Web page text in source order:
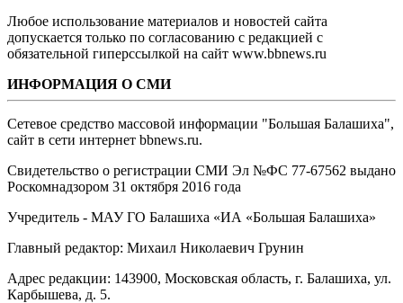
Любое использование материалов и новостей сайта
допускается только по согласованию с редакцией с
обязательной гиперссылкой на сайт www.bbnews.ru
ИНФОРМАЦИЯ О СМИ
Сетевое средство массовой информации "Большая Балашиха",
сайт в сети интернет bbnews.ru.
Свидетельство о регистрации СМИ Эл №ФС ‎77-67562 выдано
Роскомнадзором 31 октября 2016 года
Учредитель - МАУ ГО Балашиха «ИА «Большая Балашиха»
Главный редактор: Михаил Николаевич Грунин
Адрес редакции: 143900, Московская область, г. Балашиха, ул.
Карбышева, д. 5.